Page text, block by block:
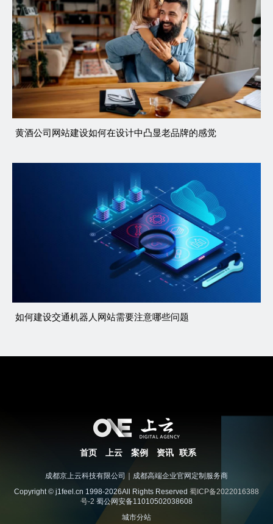
黄酒公司网站建设如何在设计中凸显老品牌的感觉
如何建设交通机器人网站需要注意哪些问题
首页 上云 案例 资讯 联系
成都京上云科技有限公司｜成都高端企业官网定制服务商
Copyright © j1feel.cn 1998-2026All Rights Reserved 蜀ICP备2022016388
号-2 蜀公网安备11010502038608
城市分站